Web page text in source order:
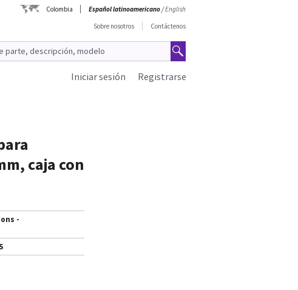
Colombia Español latinoamericano/English
Sobre nosotros
Contáctenos
Registrarse
Iniciar sesión
caja con
-